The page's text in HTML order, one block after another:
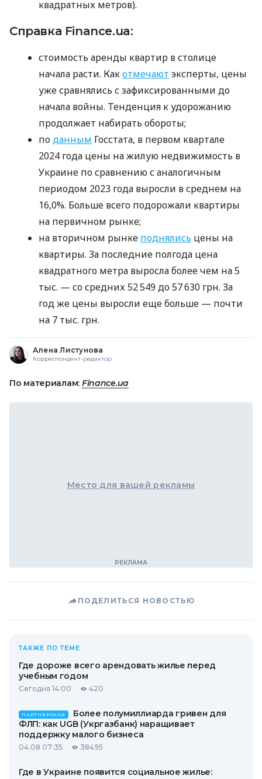
квадратных метров).
Справка Finance.ua:
стоимость аренды квартир в столице
начала расти. Какотмечают эксперты, цены
уже сравнялись с зафиксированными до
начала войны. Тенденция к удорожанию
продолжает набирать обороты;
поданным Госстата, в первом квартале
2024 года цены на жилую недвижимость в
Украине по сравнению с аналогичным
периодом 2023 года выросли в среднем на
16,0%. Больше всего подорожали квартиры
на первичном рынке;
на вторичном рынке поднялись цены на
квартиры. За последние полгода цена
квадратного метра выросла более чем на 5
тыс. — со средних 52 549 до 57 630 грн. За
год же цены выросли еще больше — почти
на 7 тыс. грн.
Алена Листунова
Корреспондент-редактор
По материалам: Finance.ua
Место для вашей рекламы
ПОДЕЛИТЬСЯ НОВОСТЬЮ
ТАКЖЕ ПО ТЕМЕ
Где дороже всего арендовать жилье перед
учебным годом
Сегодня 14:00 420
ПАРТНЕРСКАЯ
Более полумиллиарда гривен для
ФЛП: как UGB (Укргазбанк) наращивает
поддержку малого бизнеса
04.08 07:35 38495
Где в Украине появится социальное жилье: